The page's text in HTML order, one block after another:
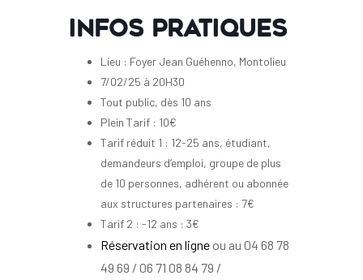
INFOS PRATIQUES
Lieu : Foyer Jean Guéhenno, Montolieu
7/02/25 à 20H30
Tout public, dès 10 ans
Plein Tarif : 10€
Tarif réduit 1 : 12-25 ans, étudiant,
demandeurs d’emploi, groupe de plus
de 10 personnes, adhérent ou abonnée
aux structures partenaires : 7€
Tarif 2 : -12 ans : 3€
Réservation en ligne ou au 04 68 78
49 69 / 06 71 08 84 79 /